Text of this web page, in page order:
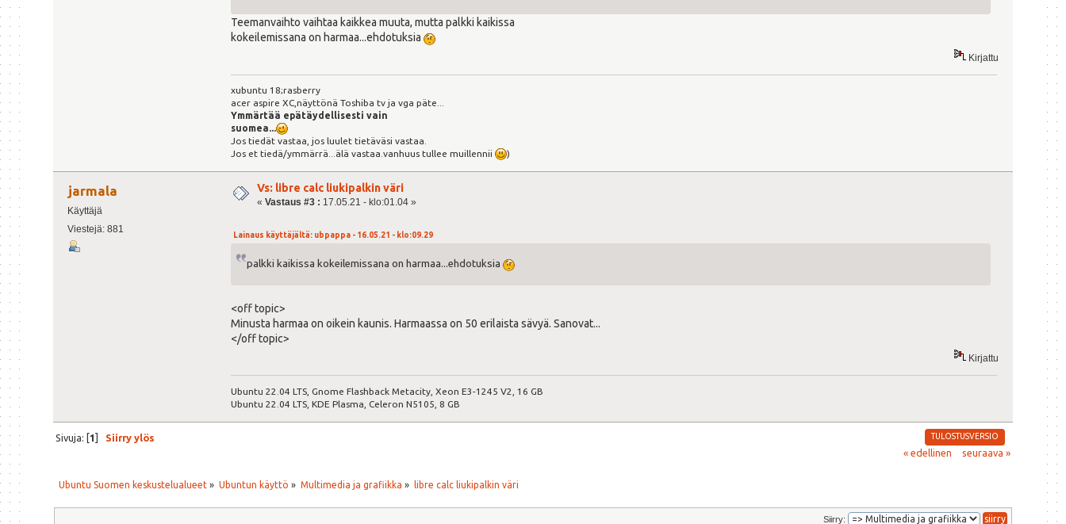
Teemanvaihto vaihtaa kaikkea muuta, mutta palkki kaikissa
kokeilemissana on harmaa...ehdotuksia
Kirjattu
xubuntu 18;rasberry
acer aspire XC,näyttönä Toshiba tv ja vga päte...
Ymmärtää epätäydellisesti vain
suomea...
Jos tiedät vastaa, jos luulet tietäväsi vastaa.
Jos et tiedä/ymmärrä...älä vastaa.vanhuus tullee muillennii
)
jarmala
Käyttäjä
Viestejä: 881
Vs: libre calc liukipalkin väri
«Vastaus #3 : 17.05.21 - klo:01.04 »
Lainaus käyttäjältä: ubpappa - 16.05.21 - klo:09.29
palkki kaikissa kokeilemissana on harmaa...ehdotuksia
<off topic>
Minusta harmaa on oikein kaunis. Harmaassa on 50 erilaista sävyä. Sanovat...
</off topic>
Kirjattu
Ubuntu 22.04 LTS, Gnome Flashback Metacity, Xeon E3-1245 V2, 16 GB
Ubuntu 22.04 LTS, KDE Plasma, Celeron N5105, 8 GB
TULOSTUSVERSIO
Sivuja: [1] Siirry ylös
« edellinen
seuraava »
Ubuntu Suomen keskustelualueet » Ubuntun käyttö » Multimedia ja grafiikka » libre calc liukipalkin väri
Siirry: